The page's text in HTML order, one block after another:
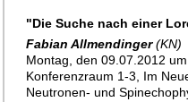
"Die Suche nach einer
Fabian Allmendinger (KN)
Montag, den 09.07.2012
Konferenzraum 1-3, Im
Neutronen- und